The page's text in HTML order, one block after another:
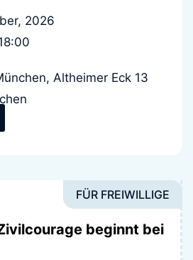
2026
Altheimer Eck 13
FÜR FREIWILLIGE
beginnt bei